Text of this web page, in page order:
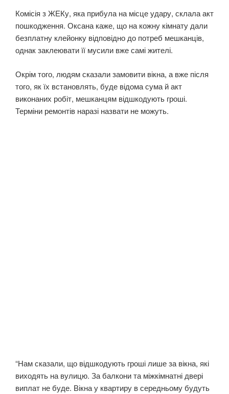
Комісія з ЖЕКу, яка прибула на місце удару, склала акт
пошкодження. Оксана каже, що на кожну кімнату дали
безплатну клейонку відповідно до потреб мешканців,
однак заклеювати її мусили вже самі жителі.
Окрім того, людям сказали замовити вікна, а вже після
того, як їх встановлять, буде відома сума й акт
виконаних робіт, мешканцям відшкодують гроші.
Терміни ремонтів наразі назвати не можуть.
“Нам сказали, що відшкодують гроші лише за вікна, які
виходять на вулицю. За балкони та міжкімнатні двері
виплат не буде. Вікна у квартиру в середньому будуть